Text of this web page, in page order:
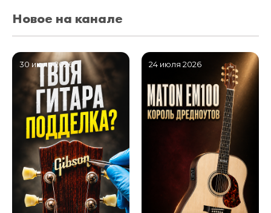
Новое на канале
30 июля 2026 24 июля 2026